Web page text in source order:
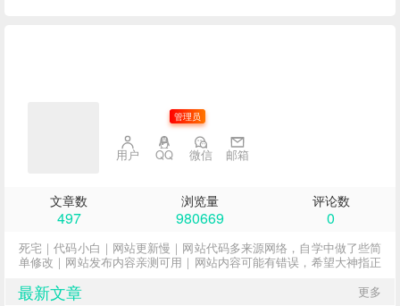
管理员
用户 QQ 微信 邮箱
文章数
497
浏览量
980669
评论数
0
死宅｜代码小白｜网站更新慢｜网站代码多来源网络，自学中做了些简
单修改｜网站发布内容亲测可用｜网站内容可能有错误，希望大神指正
更多
最新文章